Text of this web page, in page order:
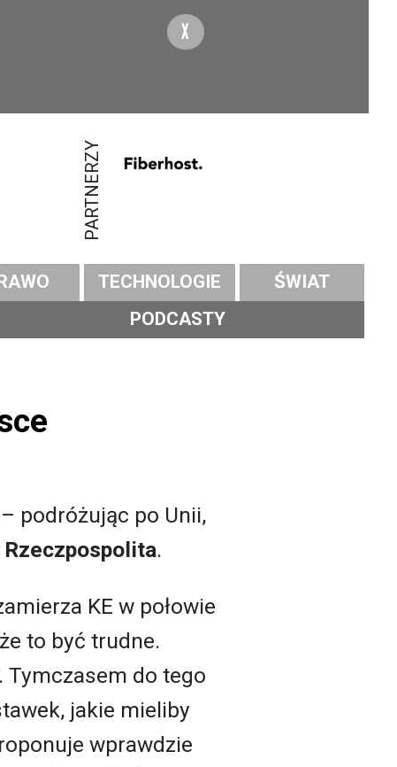
X
PARTNERZY
TECHNOLOGIE
ŚWIAT
PODCASTY
– podróżując po Unii,
Rzeczpospolita.
KE w połowie
to być trudne.
do tego
jakie mieliby
wprawdzie